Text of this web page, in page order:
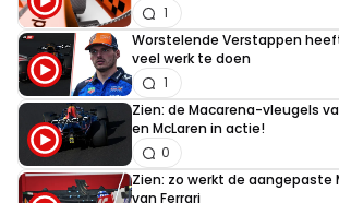
1
Worstelende Verstappen
veel werk te doen
1
Zien: de Macarena-vleugels
en McLaren in actie!
0
Zien: zo werkt de
van Ferrari